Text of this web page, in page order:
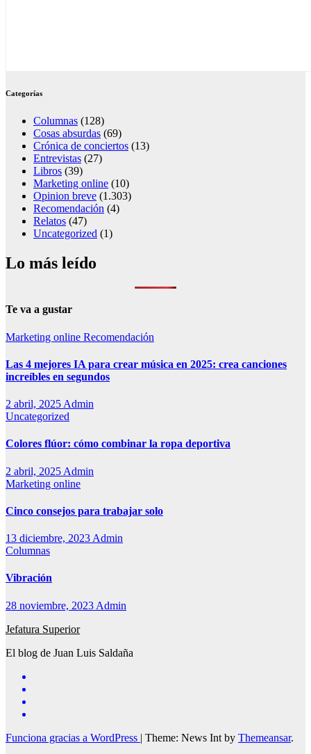
Categorías
Columnas (128)
Cosas absurdas (69)
Crónica de conciertos (13)
Entrevistas (27)
Libros (39)
Marketing online (10)
Opinion breve (1.303)
Recomendación (4)
Relatos (47)
Uncategorized (1)
Lo más leído
Te va a gustar
Marketing online Recomendación
Las 4 mejores IA para crear música en 2025: crea canciones
increíbles en segundos
2 abril, 2025 Admin
Uncategorized
Colores flúor: cómo combinar la ropa deportiva
2 abril, 2025 Admin
Marketing online
Cinco consejos para trabajar solo
13 diciembre, 2023 Admin
Columnas
Vibración
28 noviembre, 2023 Admin
Jefatura Superior
El blog de Juan Luis Saldaña
Funciona gracias a WordPress | Theme: News Int by Themeansar.